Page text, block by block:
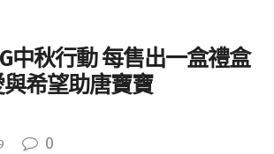
中秋行動 每售出一盒禮盒
希望助唐寶寶
0